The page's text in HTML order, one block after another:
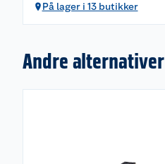
På lager i 13 butikker
Andre alternativer